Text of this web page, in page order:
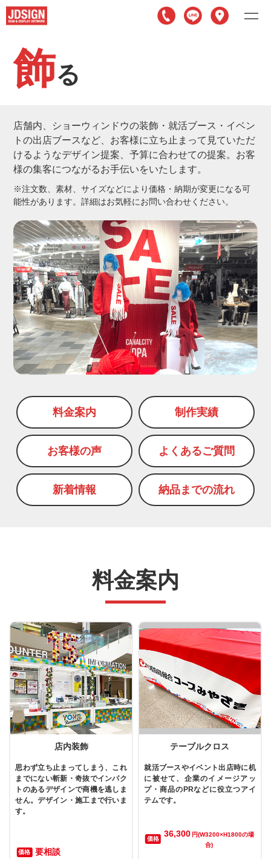
飾る
店舗内、ショーウィンドウの装飾・就活ブース・イベン
トの出店ブースなど、お客様に立ち止まって見ていただ
けるようなデザイン提案、予算に合わせての提案。お客
様の集客につながるお手伝いをいたします。
※注文数、素材、サイズなどにより価格・納期が変更になる可
能性があります。詳細はお気軽にお問い合わせください。
料金案内 制作実績
お客様の声 よくあるご質問
新着情報 納品までの流れ
料金案内
店内装飾
思わず立ち止まってしまう、これ
までにない斬新・奇抜でインパク
トのあるデザインで商機を逃しま
せん。デザイン・施工まで行いま
す。
価格 要相談
テーブルクロス
就活ブースやイベント出店時に机
に被せて、企業のイメージアッ
プ・商品のPRなどに役立つアイ
テムです。
価格
36,300 円(W3200×H1800の場
合)